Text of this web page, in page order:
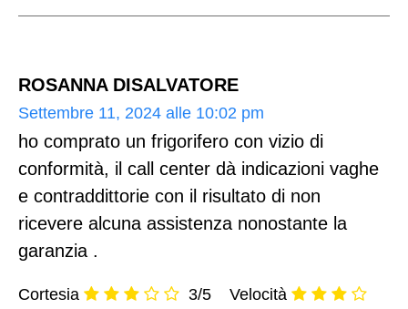
ROSANNA DISALVATORE
Settembre 11, 2024 alle 10:02 pm
ho comprato un frigorifero con vizio di
conformità, il call center dà indicazioni vaghe
e contraddittorie con il risultato di non
ricevere alcuna assistenza nonostante la
garanzia .
Cortesia
3/5
Velocità